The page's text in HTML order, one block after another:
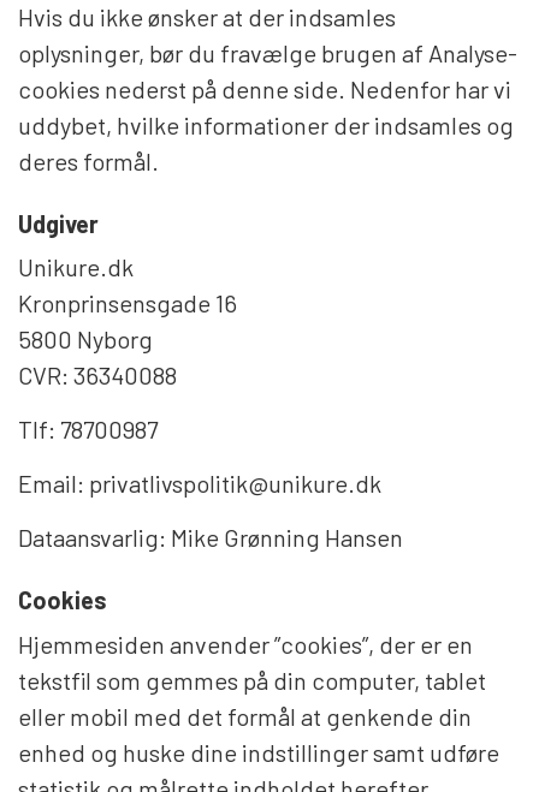
GAVEIDÉ
Hvis du ikke ønsker at der indsamles
oplysninger, bør du fravælge brugen af Analyse-
cookies nederst på denne side. Nedenfor har vi
uddybet, hvilke informationer der indsamles og
deres formål.
Udgiver
Unikure.dk
Kronprinsensgade 16
5800 Nyborg
CVR: 36340088
Tlf: 78700987
Email: privatlivspolitik@unikure.dk
Dataansvarlig: Mike Grønning Hansen
Cookies
Hjemmesiden anvender ”cookies”, der er en
tekstfil som gemmes på din computer, tablet
eller mobil med det formål at genkende din
enhed og huske dine indstillinger samt udføre